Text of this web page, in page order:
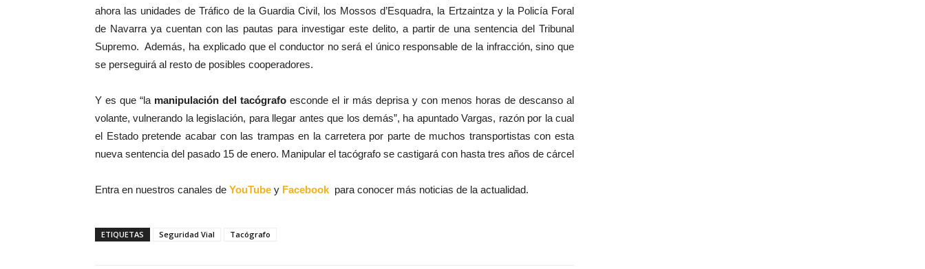
ahora las unidades de Tráfico de la Guardia Civil, los Mossos d’Esquadra, la Ertzaintza y la Policía Foral
de Navarra ya cuentan con las pautas para investigar este delito, a partir de una sentencia del Tribunal
Supremo. Además, ha explicado que el conductor no será el único responsable de la infracción, sino que
se perseguirá al resto de posibles cooperadores.
Y es que “la manipulación del tacógrafo esconde el ir más deprisa y con menos horas de descanso al
volante, vulnerando la legislación, para llegar antes que los demás”, ha apuntado Vargas, razón por la cual
el Estado pretende acabar con las trampas en la carretera por parte de muchos transportistas con esta
nueva sentencia del pasado 15 de enero. Manipular el tacógrafo se castigará con hasta tres años de cárcel
Entra en nuestros canales de YouTube y Facebookpara conocer más noticias de la actualidad.
ETIQUETAS Seguridad Vial Tacógrafo